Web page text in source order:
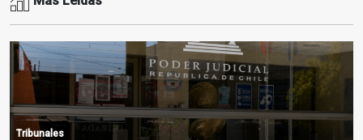
Tribunales